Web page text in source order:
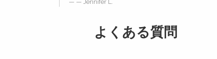
— Jennifer L.
よくある質問